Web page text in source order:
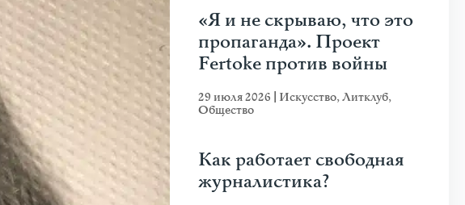
«Я и не скрываю, что это
пропаганда». Проект
Fertoke против войны
29 июля 2026 Искусство,Литклуб,
Общество
Как работает свободная
журналистика?